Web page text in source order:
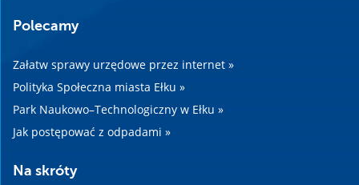
Polecamy
Załatw sprawy urzędowe przez internet »
Polityka Społeczna miasta Ełku »
Park Naukowo–Technologiczny w Ełku »
Jak postępować z odpadami »
Na skróty